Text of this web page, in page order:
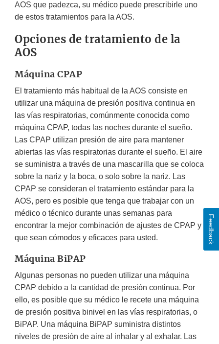
AOS que padezca, su médico puede prescribirle uno
de estos tratamientos para la AOS.
Opciones de tratamiento de la
AOS
Máquina CPAP
El tratamiento más habitual de la AOS consiste en
utilizar una máquina de presión positiva continua en
las vías respiratorias, comúnmente conocida como
máquina CPAP, todas las noches durante el sueño.
Las CPAP utilizan presión de aire para mantener
abiertas las vías respiratorias durante el sueño. El aire
se suministra a través de una mascarilla que se coloca
sobre la nariz y la boca, o solo sobre la nariz. Las
CPAP se consideran el tratamiento estándar para la
AOS, pero es posible que tenga que trabajar con un
médico o técnico durante unas semanas para
encontrar la mejor combinación de ajustes de CPAP y
que sean cómodos y eficaces para usted.
Máquina BiPAP
Algunas personas no pueden utilizar una máquina
CPAP debido a la cantidad de presión continua. Por
ello, es posible que su médico le recete una máquina
de presión positiva binivel en las vías respiratorias, o
BiPAP. Una máquina BiPAP suministra distintos
niveles de presión de aire al inhalar y al exhalar. Las
Feedback